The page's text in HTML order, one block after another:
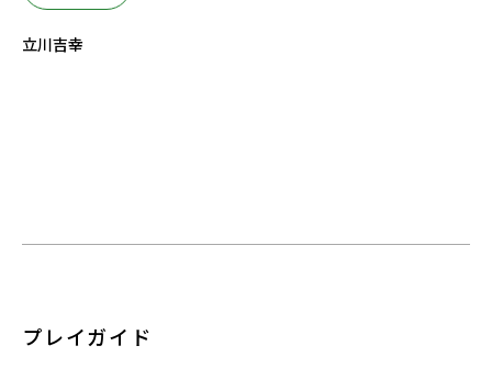
立川吉幸
プレイガイド